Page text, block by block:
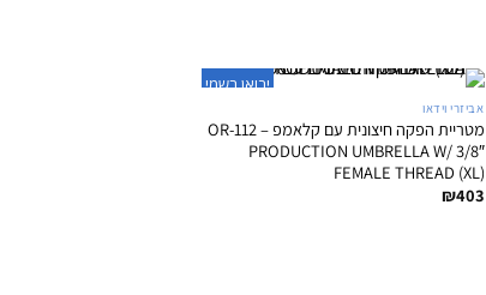
יבואן רשמי
אביזרי וידאו
מטריית הפקה חיצונית עם קלאמפ – OR-112
PRODUCTION UMBRELLA W/ 3/8″
FEMALE THREAD (XL)
₪403